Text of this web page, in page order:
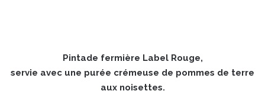
Pintade fermière Label Rouge,
servie avec une purée crémeuse de pommes de terre
aux noisettes.